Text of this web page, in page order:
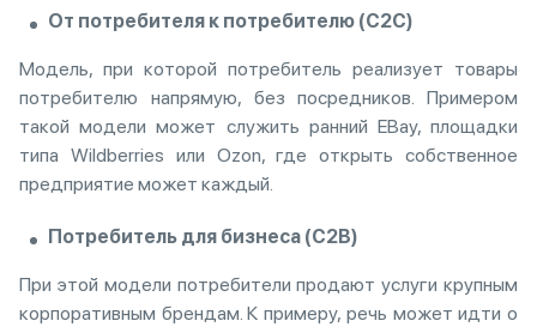
От потребителя к потребителю (C2C)
Модель, при которой потребитель реализует товары
потребителю напрямую, без посредников. Примером
такой модели может служить ранний EBay, площадки
типа Wildberries или Ozon, где открыть собственное
предприятие может каждый.
Потребитель для бизнеса (C2B)
При этой модели потребители продают услуги крупным
корпоративным брендам. К примеру, речь может идти о